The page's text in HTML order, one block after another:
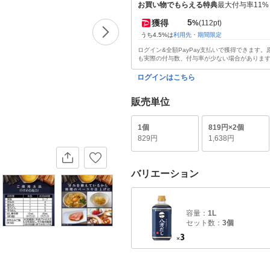
お買い物でもらえる特典最大付与率11%
獲得 5%(112pt)
うち4.5%は利用先・期間限定
ログイン&全額PayPay支払いで獲得できます。
も実際の付与数、付与率が少ない場合がありま
ログインはこちら
販売単位
1個
829円
819円×2個
1,638円
バリエーション
容量： 1L
セット数： 3個